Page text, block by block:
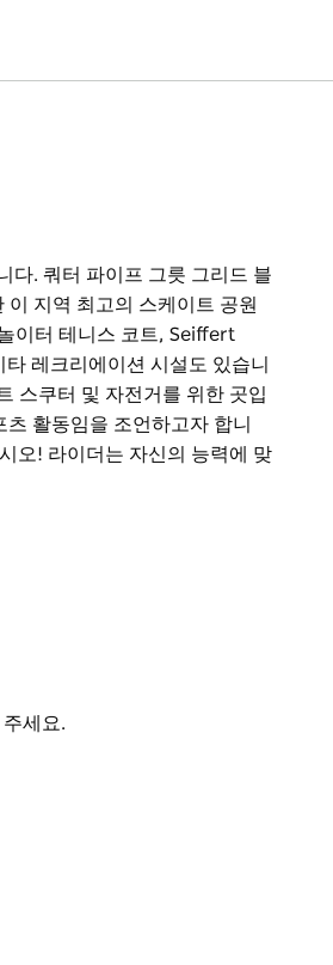
다. 쿼터 파이프 그릇 그리드 블
지역 최고의 스케이트 공원
이터 테니스 코트, Seiffert
레크리에이션 시설도 있습니
스쿠터 및 자전거를 위한 곳입
활동임을 조언하고자 합니
오! 라이더는 자신의 능력에 맞
지역 최고의 스케이트 공원
터 및 자전거를 위한 곳입니
세요.